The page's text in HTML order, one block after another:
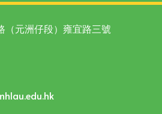
（元洲仔段）雍宜路三號